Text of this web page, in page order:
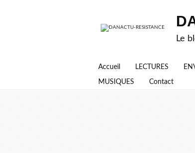
Le
Accueil LECTURES
MUSIQUES Contact